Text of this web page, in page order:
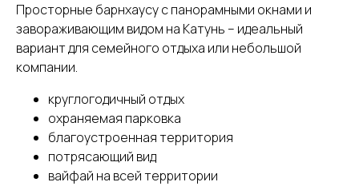
Просторные барнхаусу с панорамными окнами и
завораживающим видом на Катунь – идеальный
вариант для семейного отдыха или небольшой
компании.
круглогодичный отдых
охраняемая парковка
благоустроенная территория
потрясающий вид
вайфай на всей территории